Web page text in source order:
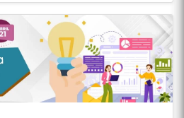
de los derechos humanos, al
al conocimiento y la libre